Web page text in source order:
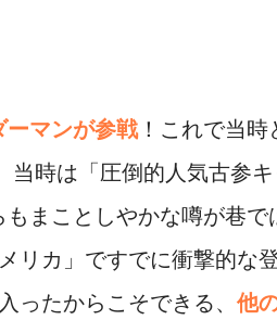
ーマンが参戦！これで当時
時は「圧倒的人気古参
まことしやかな噂が巷
リカ」ですでに衝撃的な
ったからこそできる、他